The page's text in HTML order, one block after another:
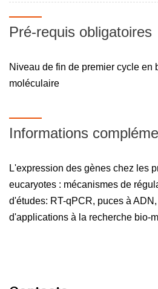
Pré-requis obligatoires
Niveau de fin de premier cycle en
moléculaire
Informations
L'expression des gènes chez les
eucaryotes : mécanismes de
d'études: RT-qPCR, puces à
d'applications à la recherche bio-